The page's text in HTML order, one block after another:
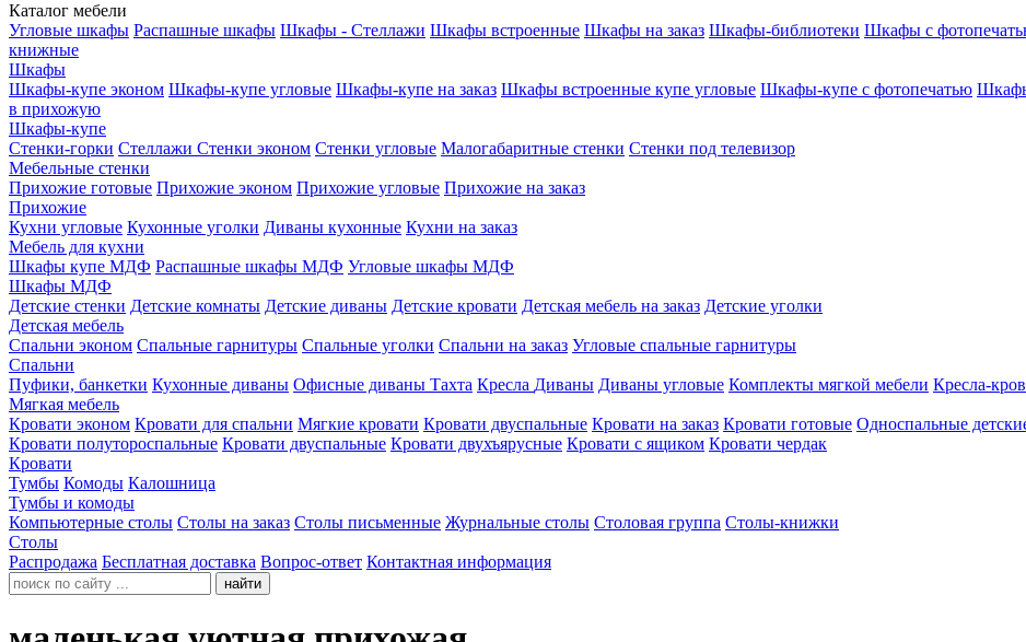
Каталог мебели
Угловые шкафы Распашные шкафы Шкафы - Стеллажи Шкафы встроенные Шкафы на заказ Шкафы-библиотеки Шкафы с
книжные
Шкафы
Шкафы-купе эконом Шкафы-купе угловые Шкафы-купе на заказ Шкафы встроенные купе угловые Шкафы-купе с фотопечатью
в прихожую
Шкафы-купе
Стенки-горки Стеллажи Стенки эконом Стенки угловые Малогабаритные стенки Стенки под телевизор
Мебельные стенки
Прихожие готовые Прихожие эконом Прихожие угловые Прихожие на заказ
Прихожие
Кухни угловые Кухонные уголки Диваны кухонные Кухни на заказ
Мебель для кухни
Шкафы купе МДФ Распашные шкафы МДФ Угловые шкафы МДФ
Шкафы МДФ
Детские стенки Детские комнаты Детские диваны Детские кровати Детская мебель на заказ Детские уголки
Детская мебель
Спальни эконом Спальные гарнитуры Спальные уголки Спальни на заказ Угловые спальные гарнитуры
Спальни
Пуфики, банкетки Кухонные диваны Офисные диваны Тахта Кресла Диваны Диваны угловые Комплекты мягкой мебели Кресла-
Мягкая мебель
Кровати эконом Кровати для спальни Мягкие кровати Кровати двуспальные Кровати на заказ Кровати готовые Односпальные
Кровати полутороспальные Кровати двуспальные Кровати двухъярусные Кровати с ящиком Кровати чердак
Кровати
Тумбы Комоды Калошница
Тумбы и комоды
Компьютерные столы Столы на заказ Столы письменные Журнальные столы Столовая группа Столы-книжки
Столы
Распродажа Бесплатная доставка Вопрос-ответ Контактная информация
найти